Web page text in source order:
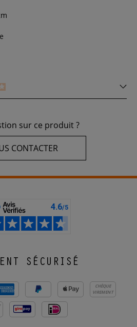
sur ce produit ?
CONTACTER
SÉCURISÉ
CHÈQUE
VIREMENT